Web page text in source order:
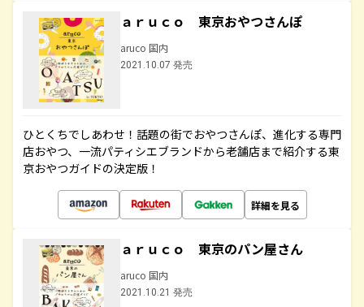
ａｒｕｃｏ 東京おやつさんぽ
aruco 国内
2021.10.07 発売
ひとくちでしあわせ！話題の街でおやつさんぽ、進化する専門
店おやつ、一流パティシエブランドから老舗店まで紹介する東
京おやつガイドの決定版！
詳細を見る
ａｒｕｃｏ 東京のパン屋さん
aruco 国内
2021.10.21 発売